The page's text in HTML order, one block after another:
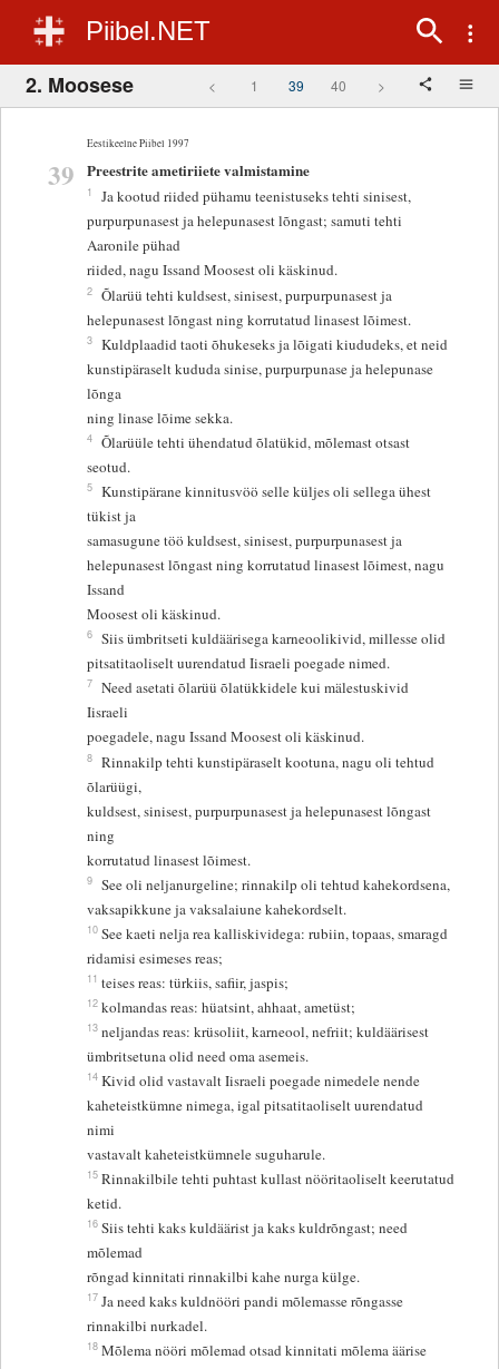
Piibel.NET
2. Moosese < 1 39 40 >
Eestikeelne Piibel 1997
39 Preestrite ametiriiete valmistamine
1
Ja kootud riided pühamu teenistuseks tehti sinisest,
purpurpunasest ja helepunasest lõngast; samuti tehti
Aaronile pühad
riided, nagu Issand Moosest oli käskinud.
2 Õlarüü tehti kuldsest, sinisest, purpurpunasest ja
helepunasest lõngast ning korrutatud linasest lõimest.
3 Kuldplaadid taoti õhukeseks ja lõigati kiududeks, et neid
kunstipäraselt kududa sinise, purpurpunase ja helepunase
lõnga
ning linase lõime sekka.
4 Õlarüüle tehti ühendatud õlatükid, mõlemast otsast
seotud.
5 Kunstipärane kinnitusvöö selle küljes oli sellega ühest
tükist ja
samasugune töö kuldsest, sinisest, purpurpunasest ja
helepunasest lõngast ning korrutatud linasest lõimest, nagu
Issand
Moosest oli käskinud.
6 Siis ümbritseti kuldäärisega karneoolikivid, millesse olid
pitsatitaoliselt uurendatud Iisraeli poegade nimed.
7 Need asetati õlarüü õlatükkidele kui mälestuskivid
Iisraeli
poegadele, nagu Issand Moosest oli käskinud.
8 Rinnakilp tehti kunstipäraselt kootuna, nagu oli tehtud
õlarüügi,
kuldsest, sinisest, purpurpunasest ja helepunasest lõngast
ning
korrutatud linasest lõimest.
9 See oli neljanurgeline; rinnakilp oli tehtud kahekordsena,
vaksapikkune ja vaksalaiune kahekordselt.
10 See kaeti nelja rea kalliskividega: rubiin, topaas, smaragd
ridamisi esimeses reas;
11 teises reas: türkiis, safiir, jaspis;
12 kolmandas reas: hüatsint, ahhaat, ametüst;
13 neljandas reas: krüsoliit, karneool, nefriit; kuldäärisest
ümbritsetuna olid need oma asemeis.
14 Kivid olid vastavalt Iisraeli poegade nimedele nende
kaheteistkümne nimega, igal pitsatitaoliselt uurendatud
nimi
vastavalt kaheteistkümnele suguharule.
15 Rinnakilbile tehti puhtast kullast nööritaoliselt keerutatud
ketid.
16 Siis tehti kaks kuldäärist ja kaks kuldrõngast; need
mõlemad
rõngad kinnitati rinnakilbi kahe nurga külge.
17 Ja need kaks kuldnööri pandi mõlemasse rõngasse
rinnakilbi nurkadel.
18 Mõlema nööri mõlemad otsad kinnitati mõlema äärise